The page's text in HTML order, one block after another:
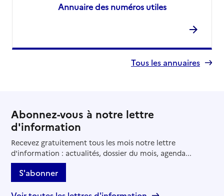
Annuaire des numéros utiles
Tous les annuaires
Abonnez-vous à notre lettre
d'information
Recevez gratuitement tous les mois notre lettre
d'information : actualités, dossier du mois, agenda...
S'abonner